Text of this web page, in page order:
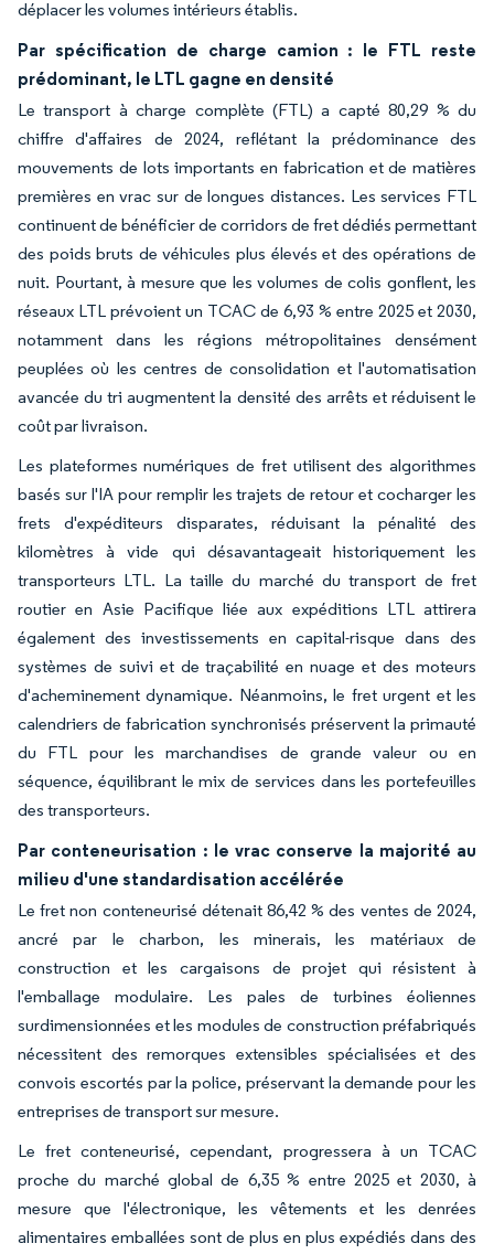
déplacer les volumes intérieurs établis.
Par spécification de charge camion : le FTL reste
prédominant, le LTL gagne en densité
Le transport à charge complète (FTL) a capté 80,29 % du
chiffre d'affaires de 2024, reflétant la prédominance des
mouvements de lots importants en fabrication et de matières
premières en vrac sur de longues distances. Les services FTL
continuent de bénéficier de corridors de fret dédiés permettant
des poids bruts de véhicules plus élevés et des opérations de
nuit. Pourtant, à mesure que les volumes de colis gonflent, les
réseaux LTL prévoient un TCAC de 6,93 % entre 2025 et 2030,
notamment dans les régions métropolitaines densément
peuplées où les centres de consolidation et l'automatisation
avancée du tri augmentent la densité des arrêts et réduisent le
coût par livraison.
Les plateformes numériques de fret utilisent des algorithmes
basés sur l'IA pour remplir les trajets de retour et cocharger les
frets d'expéditeurs disparates, réduisant la pénalité des
kilomètres à vide qui désavantageait historiquement les
transporteurs LTL. La taille du marché du transport de fret
routier en Asie Pacifique liée aux expéditions LTL attirera
également des investissements en capital-risque dans des
systèmes de suivi et de traçabilité en nuage et des moteurs
d'acheminement dynamique. Néanmoins, le fret urgent et les
calendriers de fabrication synchronisés préservent la primauté
du FTL pour les marchandises de grande valeur ou en
séquence, équilibrant le mix de services dans les portefeuilles
des transporteurs.
Par conteneurisation : le vrac conserve la majorité au
milieu d'une standardisation accélérée
Le fret non conteneurisé détenait 86,42 % des ventes de 2024,
ancré par le charbon, les minerais, les matériaux de
construction et les cargaisons de projet qui résistent à
l'emballage modulaire. Les pales de turbines éoliennes
surdimensionnées et les modules de construction préfabriqués
nécessitent des remorques extensibles spécialisées et des
convois escortés par la police, préservant la demande pour les
entreprises de transport sur mesure.
Le fret conteneurisé, cependant, progressera à un TCAC
proche du marché global de 6,35 % entre 2025 et 2030, à
mesure que l'électronique, les vêtements et les denrées
alimentaires emballées sont de plus en plus expédiés dans des